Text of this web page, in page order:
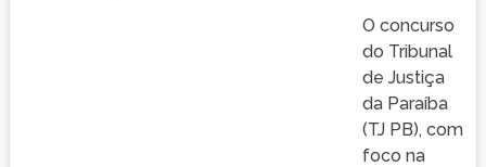
O concurso
do Tribunal
de Justiça
da Paraíba
(TJ PB), com
foco na